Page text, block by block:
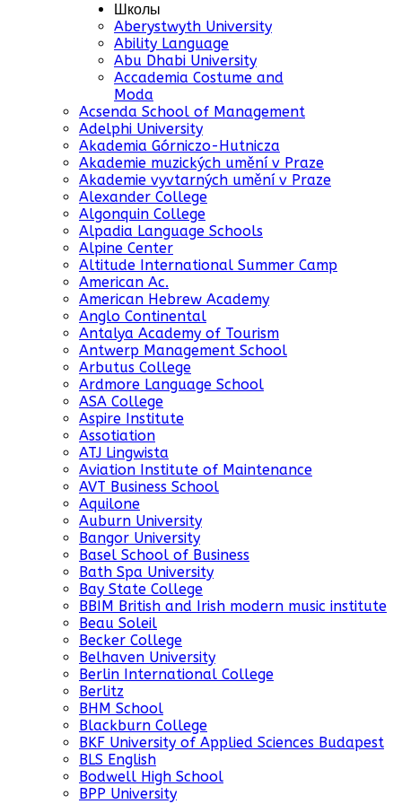
Школы
Aberystwyth University
Ability Language
Abu Dhabi University
Accademia Costume and
Moda
Acsenda School of Management
Adelphi University
Akademia Górniczo-Hutnicza
Akademie muzických umění v Praze
Akademie vyvtarných umění v Praze
Alexander College
Algonquin College
Alpadia Language Schools
Alpine Center
Altitude International Summer Camp
American Ac.
American Hebrew Academy
Anglo Continental
Antalya Academy of Tourism
Antwerp Management School
Arbutus College
Ardmore Language School
ASA College
Aspire Institute
Assotiation
ATJ Lingwista
Aviation Institute of Maintenance
AVT Business School
Aquilone
Auburn University
Bangor University
Basel School of Business
Bath Spa University
Bay State College
BBIM British and Irish modern music institute
Beau Soleil
Becker College
Belhaven University
Berlin International College
Berlitz
BHM School
Blackburn College
BKF University of Applied Sciences Budapest
BLS English
Bodwell High School
BPP University